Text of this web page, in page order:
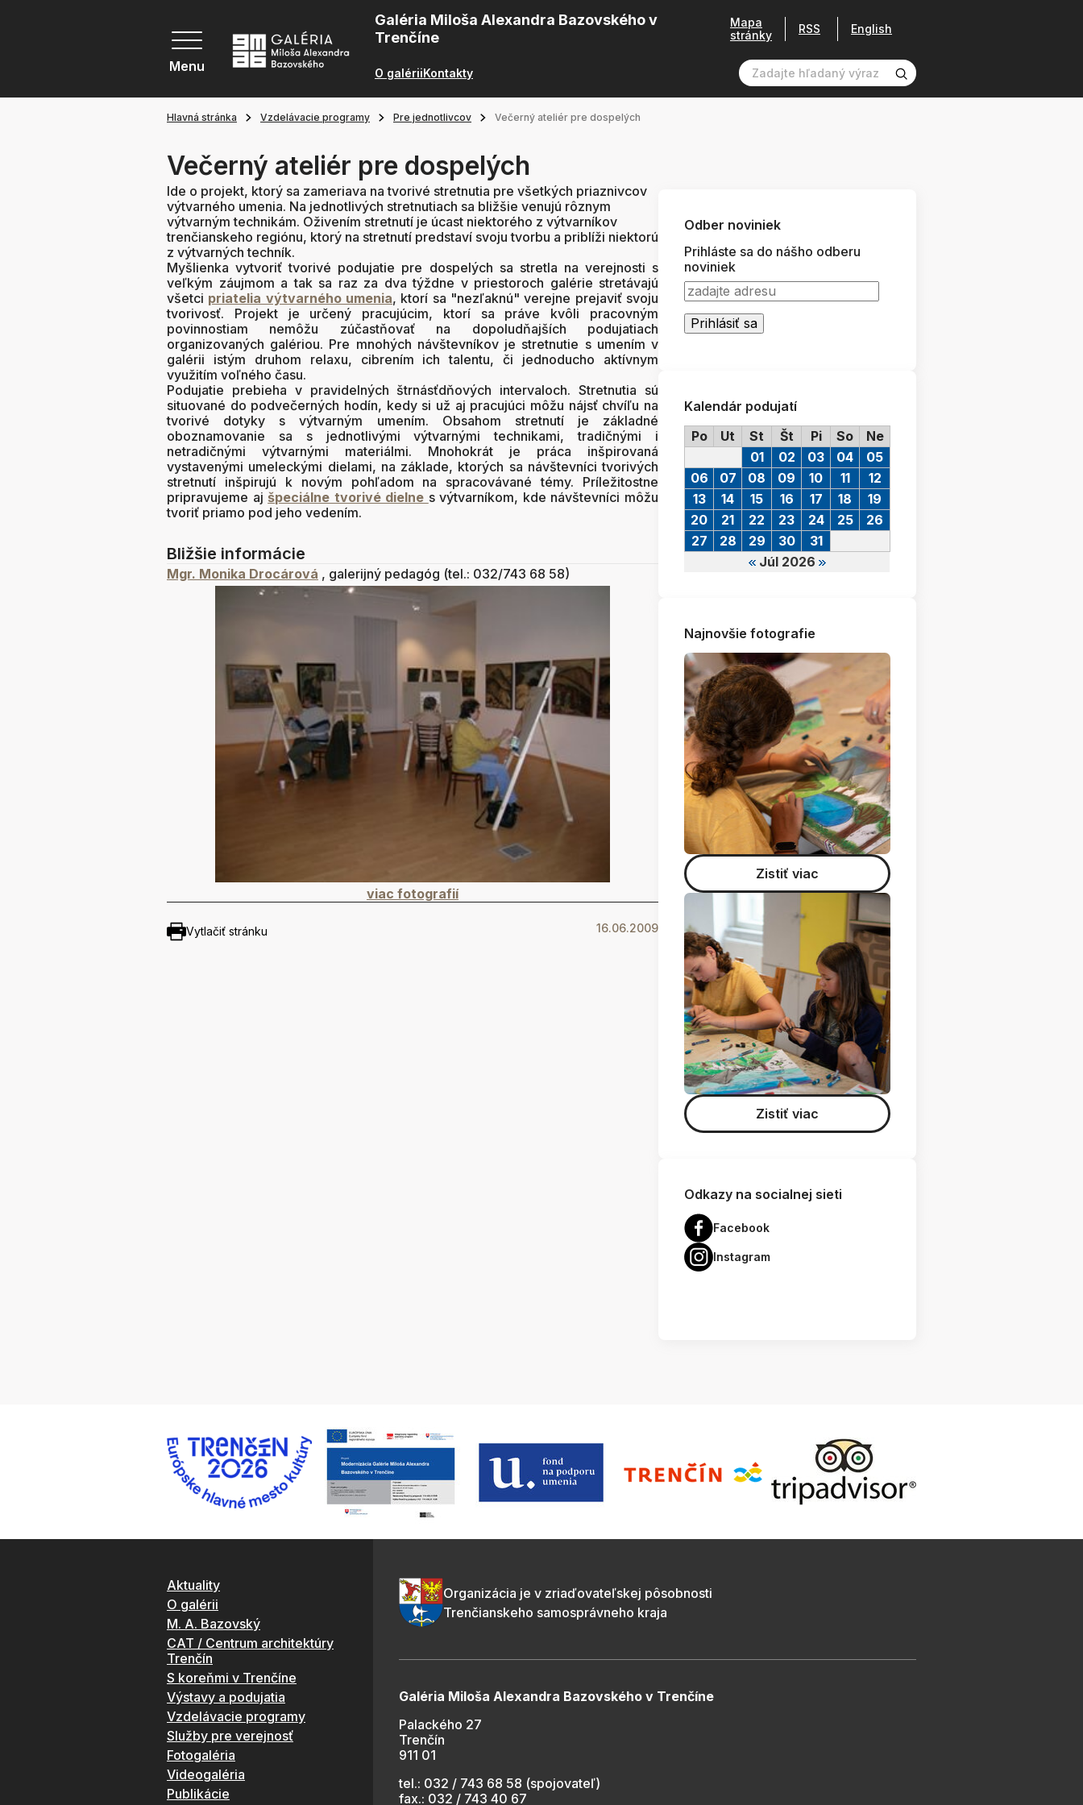
Menu
Galéria Miloša Alexandra Bazovského v
Trenčíne
O galériiKontakty
Mapa
stránky
RSS English
Hlavná stránka Vzdelávacie programy Pre jednotlivcov Večerný ateliér pre dospelých
Večerný ateliér pre dospelých
Ide o projekt, ktorý sa zameriava na tvorivé stretnutia pre všetkých priaznivcov
výtvarného umenia. Na jednotlivých stretnutiach sa bližšie venujú rôznym
výtvarným technikám. Oživením stretnutí je úcast niektorého z výtvarníkov
trenčianskeho regiónu, ktorý na stretnutí predstaví svoju tvorbu a priblíži niektorú
z výtvarných techník.
Myšlienka vytvoriť tvorivé podujatie pre dospelých sa stretla na verejnosti s
veľkým záujmom a tak sa raz za dva týždne v priestoroch galérie stretávajú
všetci priatelia výtvarného umenia, ktorí sa "nezľaknú" verejne prejaviť svoju
tvorivosť. Projekt je určený pracujúcim, ktorí sa práve kvôli pracovným
povinnostiam nemôžu zúčastňovať na dopoludňajších podujatiach
organizovaných galériou. Pre mnohých návštevníkov je stretnutie s umením v
galérii istým druhom relaxu, cibrením ich talentu, či jednoducho aktívnym
využitím voľného času.
Podujatie prebieha v pravidelných štrnásťdňových intervaloch. Stretnutia sú
situované do podvečerných hodín, kedy si už aj pracujúci môžu nájsť chvíľu na
tvorivé dotyky s výtvarným umením. Obsahom stretnutí je základné
oboznamovanie sa s jednotlivými výtvarnými technikami, tradičnými i
netradičnými výtvarnými materiálmi. Mnohokrát je práca inšpirovaná
vystavenými umeleckými dielami, na základe, ktorých sa návštevníci tvorivých
stretnutí inšpirujú k novým pohľadom na spracovávané témy. Príležitostne
pripravujeme aj špeciálne tvorivé dielne s výtvarníkom, kde návštevníci môžu
tvoriť priamo pod jeho vedením.
Bližšie informácie
Mgr. Monika Drocárová , galerijný pedagóg (tel.: 032/743 68 58)
viac fotografií
Vytlačiť stránku 16.06.2009
Odber noviniek
Prihláste sa do nášho odberu
noviniek
Kalendár podujatí
Po
Ut St Št Pi So Ne
Júl 2026
01 02 03 04
05
06
07 08 09 10 11
12
13
14 15 16 17 18
19
20
21 22 23 24 25
26
27
28 29 30 31
Najnovšie fotografie
Zistiť viac
Zistiť viac
Odkazy na socialnej sieti
Facebook
Instagram
Aktuality
O galérii
M. A. Bazovský
CAT / Centrum architektúry
Trenčín
S koreňmi v Trenčíne
Výstavy a podujatia
Vzdelávacie programy
Služby pre verejnosť
Fotogaléria
Videogaléria
Publikácie
Organizácia je v zriaďovateľskej pôsobnosti
Trenčianskeho samosprávneho kraja
Galéria Miloša Alexandra Bazovského v Trenčíne
Palackého 27
Trenčín
911 01
tel.: 032 / 743 68 58 (spojovateľ)
fax.: 032 / 743 40 67